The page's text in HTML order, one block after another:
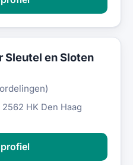
Sleutel en Sloten
HK Den Haag